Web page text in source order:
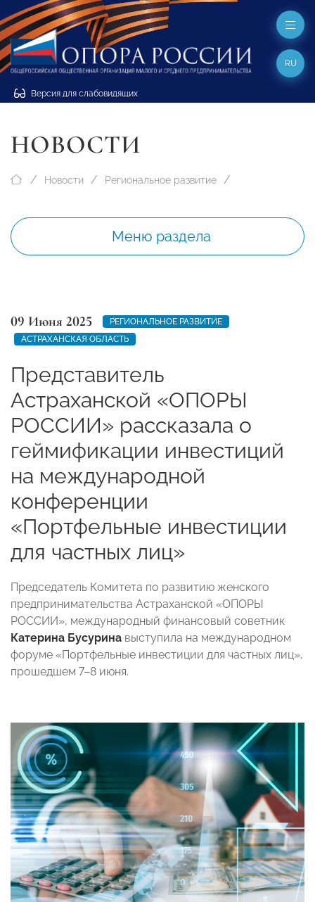
Версия для слабовидящих
RU
НОВОСТИ
Новости Региональное развитие
Меню раздела
09 Июня 2025
РЕГИОНАЛЬНОЕ РАЗВИТИЕ
АСТРАХАНСКАЯ ОБЛАСТЬ
Представитель
Астраханской «ОПОРЫ
РОССИИ» рассказала о
геймификации инвестиций
на международной
конференции
«Портфельные инвестиции
для частных лиц»
Председатель Комитета по развитию женского
предпринимательства Астраханской «ОПОРЫ
РОССИИ», международный финансовый советник
Катерина Бусурина выступила на международном
форуме «Портфельные инвестиции для частных лиц»,
прошедшем 7–8 июня.